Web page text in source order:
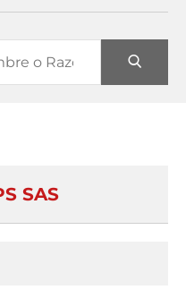
SAS